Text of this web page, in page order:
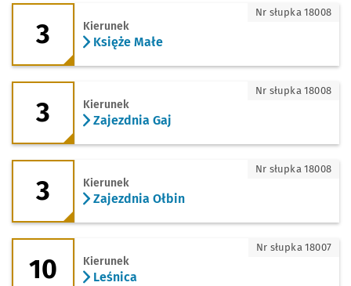
3 - kierunek Księże Małe
3 Kierunek
Księże Małe
Nr słupka 18008
3 - kierunek Zajezdnia Gaj
3 Kierunek
Zajezdnia Gaj
Nr słupka 18008
3 - kierunek Zajezdnia Ołbin
3 Kierunek
Zajezdnia Ołbin
Nr słupka 18008
10 - kierunek Leśnica
10 Kierunek
Leśnica
Nr słupka 18007